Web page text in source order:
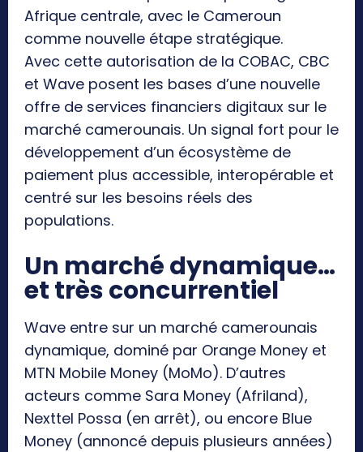
Afrique centrale, avec le Cameroun
comme nouvelle étape stratégique.
Avec cette autorisation de la COBAC, CBC
et Wave posent les bases d’une nouvelle
offre de services financiers digitaux sur le
marché camerounais. Un signal fort pour le
développement d’un écosystème de
paiement plus accessible, interopérable et
centré sur les besoins réels des
populations.
Un marché dynamique…
et très concurrentiel
Wave entre sur un marché camerounais
dynamique, dominé par Orange Money et
MTN Mobile Money (MoMo). D’autres
acteurs comme Sara Money (Afriland),
Nexttel Possa (en arrêt), ou encore Blue
Money (annoncé depuis plusieurs années)